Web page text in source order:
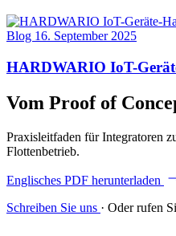
Blog 16. September 2025
HARDWARIO IoT-
Vom Proof of
Praxisleitfaden für Integratoren
Flottenbetrieb.
Englisches PDF herunterladen
Schreiben Sie uns · Oder rufen